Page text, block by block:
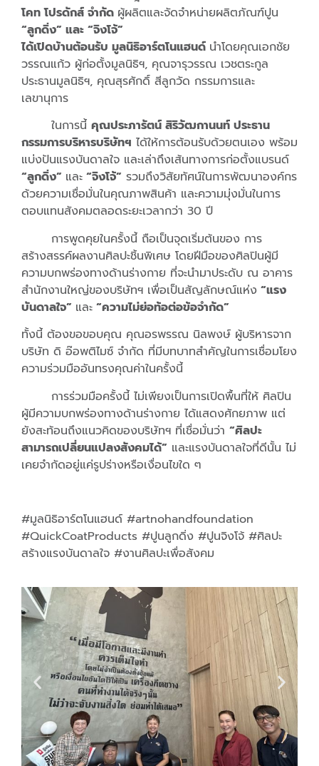
โคท โปรดักส์ จำกัด ผู้ผลิตและจัดจำหน่ายผลิตภัณฑ์ปูน
“ลูกดิ่ง” และ “จิงโจ้”
ได้เปิดบ้านต้อนรับ มูลนิธิอาร์ตโนแฮนด์ นำโดยคุณเอกชัย
วรรณแก้ว ผู้ก่อตั้งมูลนิธิฯ, คุณจารุวรรณ เวชตระกูล
ประธานมูลนิธิฯ, คุณสุรศักดิ์ สีลูกวัด กรรมการและ
เลขานุการ
ในการนี้ คุณประภารัตน์ สิริวัฒกานนท์ ประธาน
กรรมการบริหารบริษัทฯ ได้ให้การต้อนรับด้วยตนเอง พร้อม
แบ่งปันแรงบันดาลใจ และเล่าถึงเส้นทางการก่อตั้งแบรนด์
“ลูกดิ่ง” และ “จิงโจ้” รวมถึงวิสัยทัศน์ในการพัฒนาองค์กร
ด้วยความเชื่อมั่นในคุณภาพสินค้า และความมุ่งมั่นในการ
ตอบแทนสังคมตลอดระยะเวลากว่า 30 ปี
การพูดคุยในครั้งนี้ ถือเป็นจุดเริ่มต้นของ การ
สร้างสรรค์ผลงานศิลปะชิ้นพิเศษ โดยฝีมือของศิลปินผู้มี
ความบกพร่องทางด้านร่างกาย ที่จะนำมาประดับ ณ อาคาร
สำนักงานใหญ่ของบริษัทฯ เพื่อเป็นสัญลักษณ์แห่ง “แรง
บันดาลใจ” และ “ความไม่ย่อท้อต่อข้อจำกัด”
ทั้งนี้ ต้องขอขอบคุณ คุณอรพรรณ นิลพงษ์ ผู้บริหารจาก
บริษัท ดิ อ๊อพติไมซ์ จำกัด ที่มีบทบาทสำคัญในการเชื่อมโยง
ความร่วมมืออันทรงคุณค่าในครั้งนี้
การร่วมมือครั้งนี้ ไม่เพียงเป็นการเปิดพื้นที่ให้ ศิลปิน
ผู้มีความบกพร่องทางด้านร่างกาย ได้แสดงศักยภาพ แต่
ยังสะท้อนถึงแนวคิดของบริษัทฯ ที่เชื่อมั่นว่า “ศิลปะ
สามารถเปลี่ยนแปลงสังคมได้” และแรงบันดาลใจที่ดีนั้น ไม่
เคยจำกัดอยู่แค่รูปร่างหรือเงื่อนไขใด ๆ
#มูลนิธิอาร์ตโนแฮนด์ #artnohandfoundation
#QuickCoatProducts #ปูนลูกดิ่ง #ปูนจิงโจ้ #ศิลปะ
สร้างแรงบันดาลใจ #งานศิลปะเพื่อสังคม